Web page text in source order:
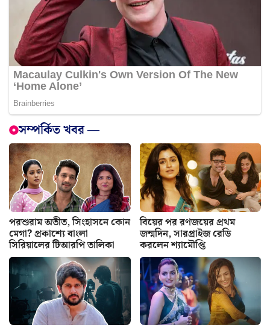
সম্পর্কিত খবর —
পরশুরাম অতীত, সিংহাসনে কোন
মেগা? প্রকাশ্যে বাংলা
সিরিয়ালের টিআরপি তালিকা
বিয়ের পর রণজয়ের প্রথম
জন্মদিন, সারপ্রাইজ রেডি
করলেন শ্যামৌপ্তি